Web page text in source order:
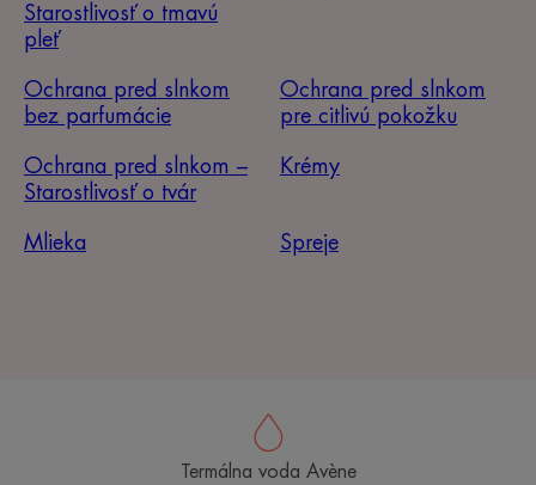
Starostlivosť o tmavú
pleť
Ochrana pred slnkom
bez parfumácie
Ochrana pred slnkom
pre citlivú pokožku
Ochrana pred slnkom –
Starostlivosť o tvár
Krémy
Mlieka Spreje
Termálna voda Avène